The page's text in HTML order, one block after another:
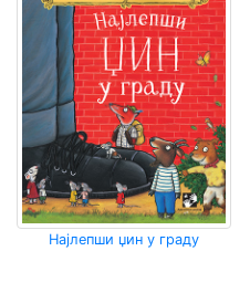
Најлепши џин у граду